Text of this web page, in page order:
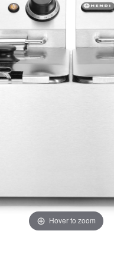
Hover to zoom